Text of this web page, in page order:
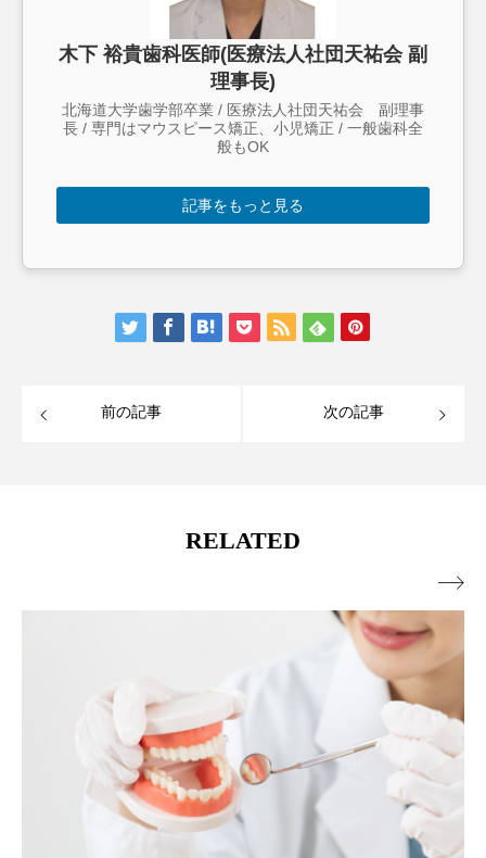
木下 裕貴歯科医師(医療法人社団天祐会 副
理事長)
北海道大学歯学部卒業 / 医療法人社団天祐会 副理事
長 / 専門はマウスピース矯正、小児矯正 / 一般歯科全
般もOK
記事をもっと見る
前の記事 次の記事
RELATED
